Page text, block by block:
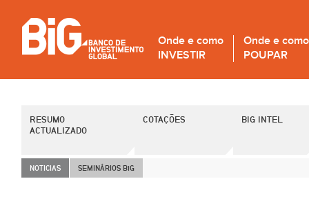
Onde e como
INVESTIR
Onde e como
POUPAR
RESUMO
ACTUALIZADO
COTAÇÕES BIG INTEL
NOTICIAS SEMINÁRIOS BiG